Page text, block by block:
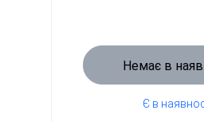
Немає в
Є в